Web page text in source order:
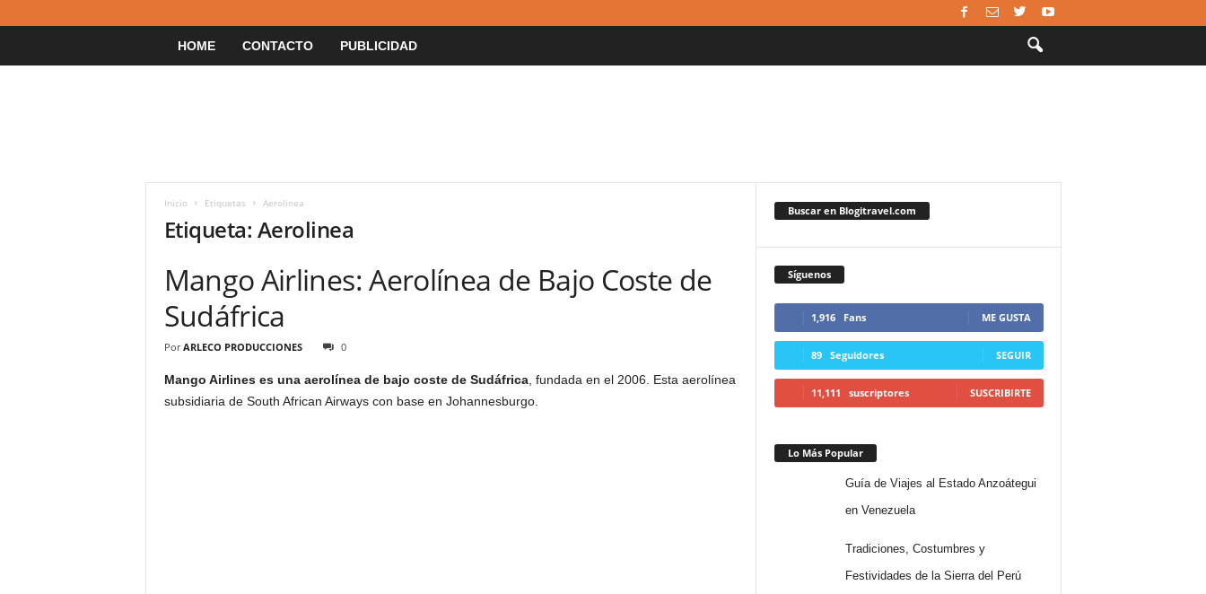
HOME CONTACTO PUBLICIDAD
Inicio Etiquetas Aerolinea
Etiqueta: Aerolinea
Mango Airlines: Aerolínea de Bajo Coste de
Sudáfrica
Por ARLECO PRODUCCIONES 0
Mango Airlines es una aerolínea de bajo coste de Sudáfrica, fundada en el 2006. Esta aerolínea
subsidiaria de South African Airways con base en Johannesburgo.
Buscar en Blogitravel.com
Síguenos
1,916 Fans ME GUSTA
89 Seguidores SEGUIR
11,111 suscriptores SUSCRIBIRTE
Lo Más Popular
Guía de Viajes al Estado Anzoátegui
en Venezuela
Tradiciones, Costumbres y
Festividades de la Sierra del Perú